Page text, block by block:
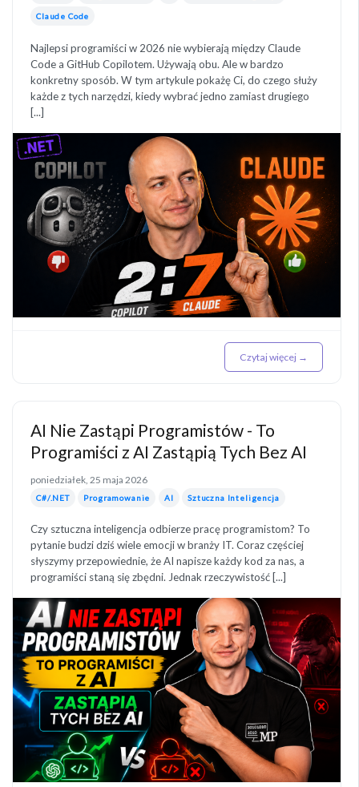
Claude Code
Najlepsi programiści w 2026 nie wybierają między Claude
Code a GitHub Copilotem. Używają obu. Ale w bardzo
konkretny sposób. W tym artykule pokażę Ci, do czego służy
każde z tych narzędzi, kiedy wybrać jedno zamiast drugiego
[...]
Czytaj więcej →
AI Nie Zastąpi Programistów - To
Programiści z AI Zastąpią Tych Bez AI
poniedziałek, 25 maja 2026
C#/.NET Programowanie AI Sztuczna Inteligencja
Czy sztuczna inteligencja odbierze pracę programistom? To
pytanie budzi dziś wiele emocji w branży IT. Coraz częściej
słyszymy przepowiednie, że AI napisze każdy kod za nas, a
programiści staną się zbędni. Jednak rzeczywistość [...]